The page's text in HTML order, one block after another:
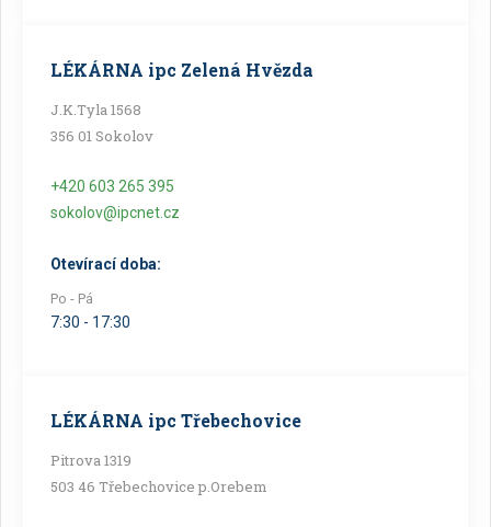
LÉKÁRNA ipc Zelená Hvězda
J.K.Tyla 1568
356 01 Sokolov
+420 603 265 395
sokolov@ipcnet.cz
Otevírací doba:
Po - Pá
7:30 - 17:30
LÉKÁRNA ipc Třebechovice
Pitrova 1319
503 46 Třebechovice p.Orebem